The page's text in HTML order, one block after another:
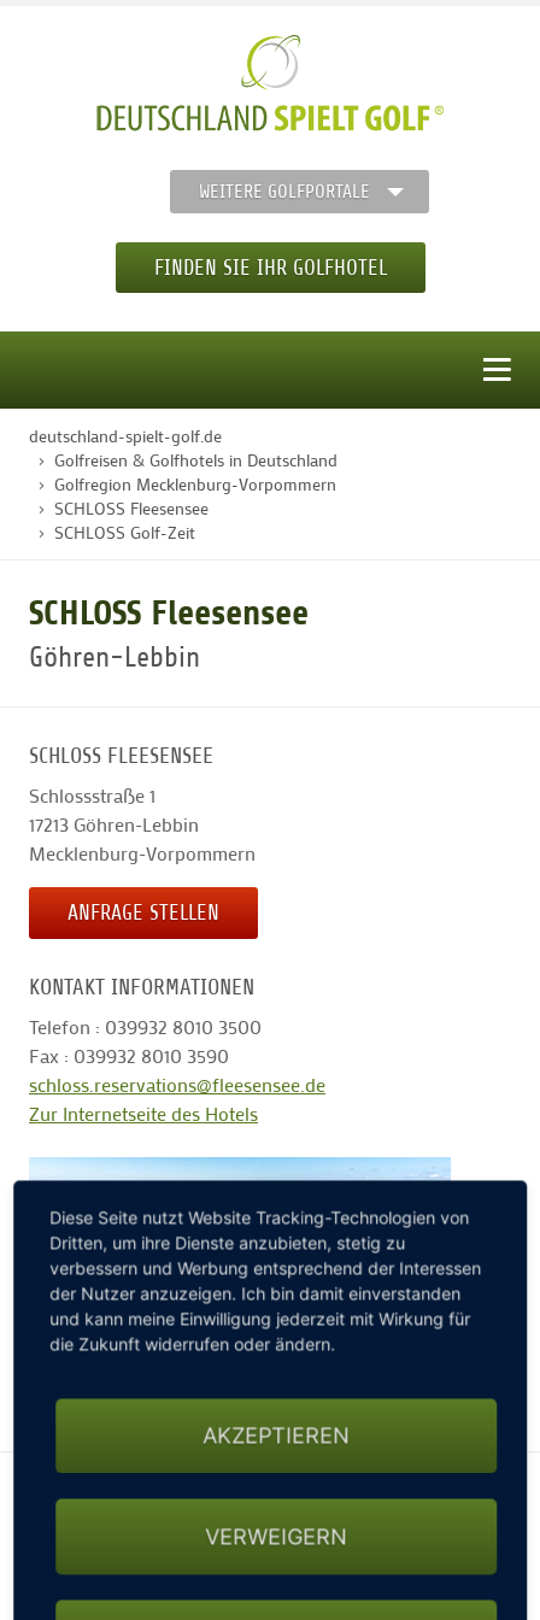
WEITERE GOLFPORTALE
FINDEN SIE IHR GOLFHOTEL
STARTSEITE
GOLFHOTELS
GOLFARRANGEMENTS
GOLF & WOMO
MALLORCA GOLFWOCHE
GOLF NEWS
deutschland-spielt-golf.de
Golfreisen & Golfhotels in Deutschland
Golfregion Mecklenburg-Vorpommern
SCHLOSS Fleesensee
SCHLOSS Golf-Zeit
SCHLOSS Fleesensee
Göhren-Lebbin
SCHLOSS FLEESENSEE
Schlossstraße 1
17213 Göhren-Lebbin
Mecklenburg-Vorpommern
ANFRAGE STELLEN
KONTAKT INFORMATIONEN
Telefon : 039932 8010 3500
Fax : 039932 8010 3590
schloss.reservations@fleesensee.de
Zur Internetseite des Hotels
Golfarrangement SCHLOSS Golf-
Diese Seite nutzt Website Tracking-Technologien von
Dritten, um ihre Dienste anzubieten, stetig zu
verbessern und Werbung entsprechend der Interessen
der Nutzer anzuzeigen. Ich bin damit einverstanden
und kann meine Einwilligung jederzeit mit Wirkung für
die Zukunft widerrufen oder ändern.
AKZEPTIEREN
VERWEIGERN